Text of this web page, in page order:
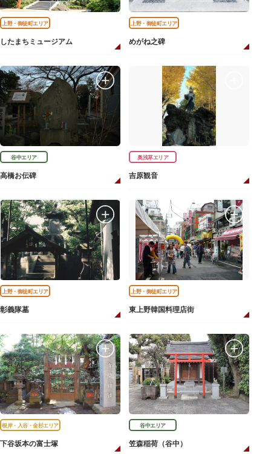
上野・御徒町エリア
したまちミュージアム
上野・御徒町エリア
めがね之碑
谷中エリア
高橋お伝碑
奥浅草エリア
吉原観音
上野・御徒町エリア
彰義隊墓
上野・御徒町エリア
東上野韓国料理店街
根岸・入谷・金杉エリア
下谷坂本の富士塚
谷中エリア
笠森稲荷（谷中）